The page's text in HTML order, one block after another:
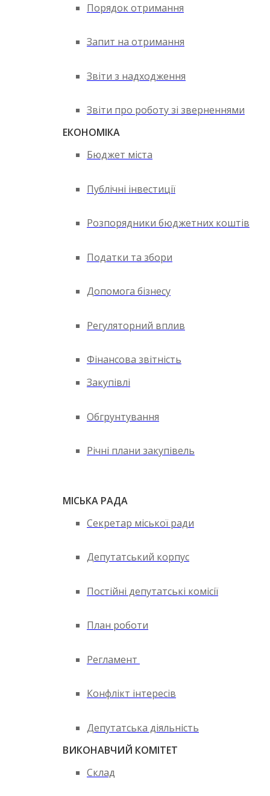
Порядок отримання
Запит на отримання
Звіти з надходження
Звіти про роботу зі зверненнями
ЕКОНОМІКА
Бюджет міста
Публічні інвестиції
Розпорядники бюджетних коштів
Податки та збори
Допомога бізнесу
Регуляторний вплив
Фінансова звітність
Закупівлі
Обгрунтування
Річні плани закупівель
МІСЬКА РАДА
Секретар міської ради
Депутатський корпус
Постійні депутатські комісії
План роботи
Регламент
Конфлікт інтересів
Депутатська діяльність
ВИКОНАВЧИЙ КОМІТЕТ
Склад